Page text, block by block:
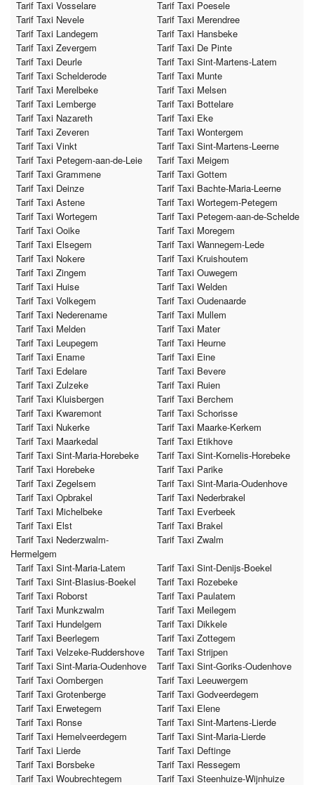
Tarif Taxi Vosselare
Tarif Taxi Poesele
Tarif Taxi Nevele
Tarif Taxi Merendree
Tarif Taxi Landegem
Tarif Taxi Hansbeke
Tarif Taxi Zevergem
Tarif Taxi De Pinte
Tarif Taxi Deurle
Tarif Taxi Sint-Martens-Latem
Tarif Taxi Schelderode
Tarif Taxi Munte
Tarif Taxi Merelbeke
Tarif Taxi Melsen
Tarif Taxi Lemberge
Tarif Taxi Bottelare
Tarif Taxi Nazareth
Tarif Taxi Eke
Tarif Taxi Zeveren
Tarif Taxi Wontergem
Tarif Taxi Vinkt
Tarif Taxi Sint-Martens-Leerne
Tarif Taxi Petegem-aan-de-Leie
Tarif Taxi Meigem
Tarif Taxi Grammene
Tarif Taxi Gottem
Tarif Taxi Deinze
Tarif Taxi Bachte-Maria-Leerne
Tarif Taxi Astene
Tarif Taxi Wortegem-Petegem
Tarif Taxi Wortegem
Tarif Taxi Petegem-aan-de-Schelde
Tarif Taxi Ooike
Tarif Taxi Moregem
Tarif Taxi Elsegem
Tarif Taxi Wannegem-Lede
Tarif Taxi Nokere
Tarif Taxi Kruishoutem
Tarif Taxi Zingem
Tarif Taxi Ouwegem
Tarif Taxi Huise
Tarif Taxi Welden
Tarif Taxi Volkegem
Tarif Taxi Oudenaarde
Tarif Taxi Nederename
Tarif Taxi Mullem
Tarif Taxi Melden
Tarif Taxi Mater
Tarif Taxi Leupegem
Tarif Taxi Heurne
Tarif Taxi Ename
Tarif Taxi Eine
Tarif Taxi Edelare
Tarif Taxi Bevere
Tarif Taxi Zulzeke
Tarif Taxi Ruien
Tarif Taxi Kluisbergen
Tarif Taxi Berchem
Tarif Taxi Kwaremont
Tarif Taxi Schorisse
Tarif Taxi Nukerke
Tarif Taxi Maarke-Kerkem
Tarif Taxi Maarkedal
Tarif Taxi Etikhove
Tarif Taxi Sint-Maria-Horebeke
Tarif Taxi Sint-Kornelis-Horebeke
Tarif Taxi Horebeke
Tarif Taxi Parike
Tarif Taxi Zegelsem
Tarif Taxi Sint-Maria-Oudenhove
Tarif Taxi Opbrakel
Tarif Taxi Nederbrakel
Tarif Taxi Michelbeke
Tarif Taxi Everbeek
Tarif Taxi Elst
Tarif Taxi Brakel
Tarif Taxi Nederzwalm-
Hermelgem
Tarif Taxi Zwalm
Tarif Taxi Sint-Maria-Latem
Tarif Taxi Sint-Denijs-Boekel
Tarif Taxi Sint-Blasius-Boekel
Tarif Taxi Rozebeke
Tarif Taxi Roborst
Tarif Taxi Paulatem
Tarif Taxi Munkzwalm
Tarif Taxi Meilegem
Tarif Taxi Hundelgem
Tarif Taxi Dikkele
Tarif Taxi Beerlegem
Tarif Taxi Zottegem
Tarif Taxi Velzeke-Ruddershove
Tarif Taxi Strijpen
Tarif Taxi Sint-Maria-Oudenhove
Tarif Taxi Sint-Goriks-Oudenhove
Tarif Taxi Oombergen
Tarif Taxi Leeuwergem
Tarif Taxi Grotenberge
Tarif Taxi Godveerdegem
Tarif Taxi Erwetegem
Tarif Taxi Elene
Tarif Taxi Ronse
Tarif Taxi Sint-Martens-Lierde
Tarif Taxi Hemelveerdegem
Tarif Taxi Sint-Maria-Lierde
Tarif Taxi Lierde
Tarif Taxi Deftinge
Tarif Taxi Borsbeke
Tarif Taxi Ressegem
Tarif Taxi Woubrechtegem
Tarif Taxi Steenhuize-Wijnhuize